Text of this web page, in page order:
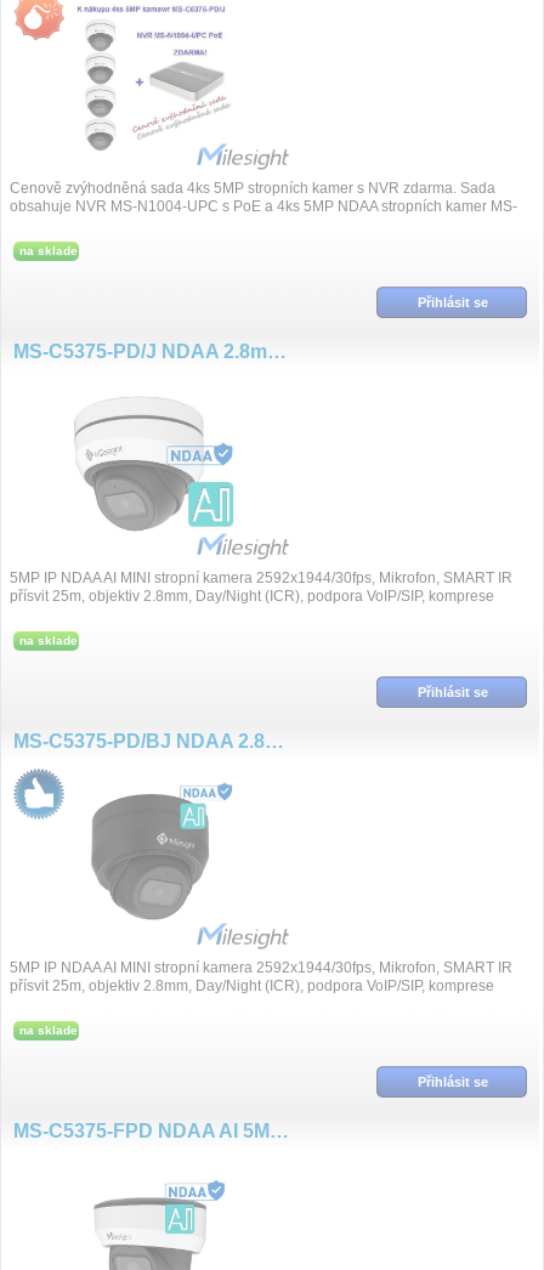
Cenově zvýhodněná sada 4ks 5MP stropních kamer s NVR zdarma. Sada
obsahuje NVR MS-N1004-UPC s PoE a 4ks 5MP NDAA stropních kamer MS-
na sklade
Přihlásit se
MS-C5375-PD/J NDAA 2.8mm 5MP/30fps DOME kamera, základna
5MP IP NDAA AI MINI stropní kamera 2592x1944/30fps, Mikrofon, SMART IR
přísvit 25m, objektiv 2.8mm, Day/Night (ICR), podpora VoIP/SIP, komprese
na sklade
Přihlásit se
MS-C5375-PD/BJ NDAA 2.8mm 5MP/30fps DOME kamera, základna
5MP IP NDAA AI MINI stropní kamera 2592x1944/30fps, Mikrofon, SMART IR
přísvit 25m, objektiv 2.8mm, Day/Night (ICR), podpora VoIP/SIP, komprese
na sklade
Přihlásit se
MS-C5375-FPD NDAA AI 5MP/30fps 2.7~13.5mm Mini Dome